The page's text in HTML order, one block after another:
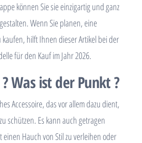
können Sie sie einzigartig und ganz
Wenn Sie planen, eine
kaufen, hilft Ihnen dieser Artikel bei der
für den Kauf im Jahr 2026.
Was ist der Punkt ?
Accessoire, das vor allem dazu dient,
schützen. Es kann auch getragen
Hauch von Stil zu verleihen oder